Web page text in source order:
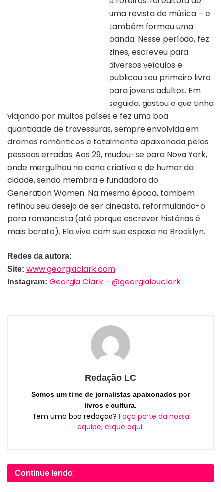
uma revista de música – e
também formou uma
banda. Nesse período, fez
zines, escreveu para
diversos veículos e
publicou seu primeiro livro
para jovens adultos. Em
seguida, gastou o que tinha
viajando por muitos países e fez uma boa
quantidade de travessuras, sempre envolvida em
dramas românticos e totalmente apaixonada pelas
pessoas erradas. Aos 29, mudou-se para Nova York,
onde mergulhou na cena criativa e de humor da
cidade, sendo membra e fundadora do
Generation Women. Na mesma época, também
refinou seu desejo de ser cineasta, reformulando-o
para romancista (até porque escrever histórias é
mais barato). Ela vive com sua esposa no Brooklyn.
Redes da autora:
Site: www.georgiaclark.com
Instagram: Georgia Clark – @georgialouclark
Redação LC
Somos um time de jornalistas apaixonados por
livros e cultura.
Tem uma boa redação? Faça parte da nossa
equipe, clique aqui.
Continue lendo: